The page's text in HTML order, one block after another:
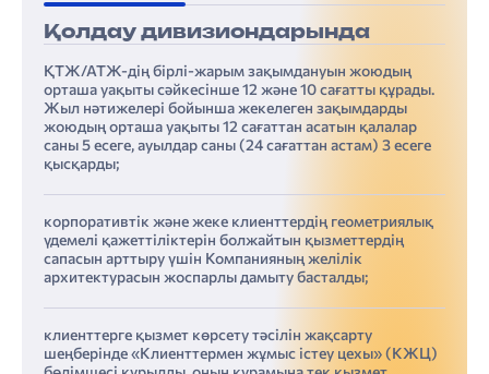
Қолдау дивизиондарында
ҚТЖ/АТЖ-дің бірлі-жарым зақымдануын жоюдың
орташа уақыты сәйкесінше 12 және 10 сағатты құрады.
Жыл нәтижелері бойынша жекелеген зақымдарды
жоюдың орташа уақыты 12 сағаттан асатын қалалар
саны 5 есеге, ауылдар саны (24 сағаттан астам) 3 есеге
қысқарды;
корпоративтік және жеке клиенттердің геометриялық
үдемелі қажеттіліктерін болжайтын қызметтердің
сапасын арттыру үшін Компанияның желілік
архитектурасын жоспарлы дамыту басталды;
клиенттерге қызмет көрсету тәсілін жақсарту
шеңберінде «Клиенттермен жұмыс істеу цехы» (КЖЦ)